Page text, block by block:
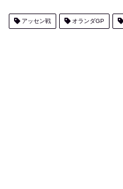
アッセン戦 オランダGP